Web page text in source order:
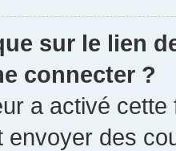
sur le lien
connecter ?
a activé
envoyer des